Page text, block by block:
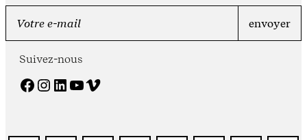
Suivez-nous
Facebook Instagram LinkedIn YouTube Vimeo